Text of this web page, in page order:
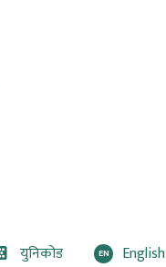
युनिकोड EN English